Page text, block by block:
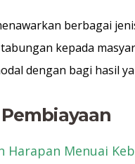
berbagai
kepada
dengan bagi hasil
Pembiayaan
Harapan Menuai